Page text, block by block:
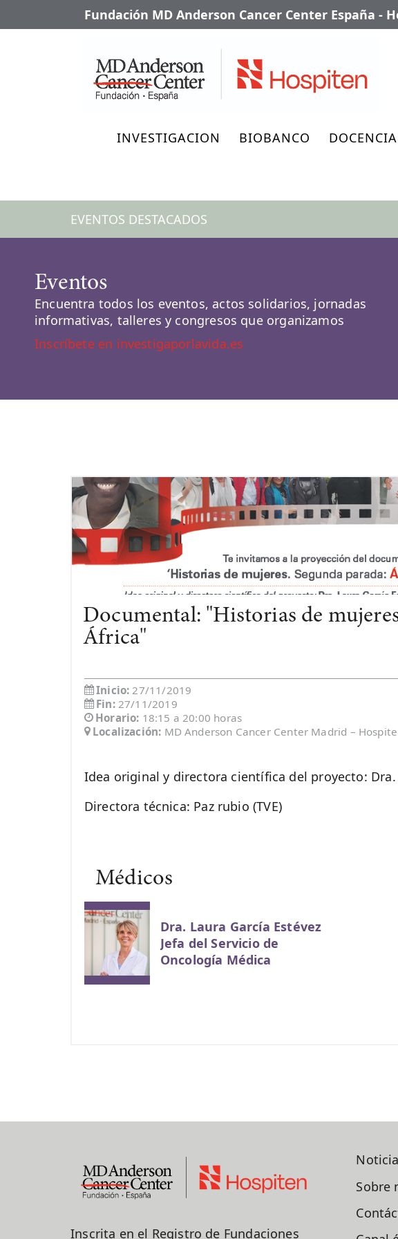
Fundación MD Anderson Cancer Center España -
INVESTIGACION BIOBANCO DOCENCIA
EVENTOS DESTACADOS
Eventos
Encuentra todos los eventos, actos solidarios, jornadas
informativas, talleres y congresos que organizamos
Inscríbete en investigaporlavida.es
Documental: "Historias de
África"
Inicio: 27/11/2019
Fin: 27/11/2019
Horario: 18:15 a 20:00 horas
Localización: MD Anderson Cancer Center Madrid –
Idea original y directora científica del proyecto: Dra.
Directora técnica: Paz rubio (TVE)
Médicos
Dra. Laura García Estévez
Jefa del Servicio de
Oncología Médica
Inscrita en el Registro de Fundaciones
Sobre